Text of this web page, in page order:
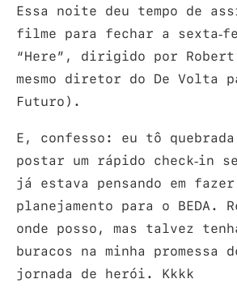
Essa noite deu tempo de
filme para fechar a sexta-
“Here”, dirigido por Robert
mesmo diretor do De Volta
Futuro).
E, confesso: eu tô
postar um rápido check-in
já estava pensando em
planejamento para o
onde posso, mas talvez
buracos na minha promessa
jornada de herói. Kkkk